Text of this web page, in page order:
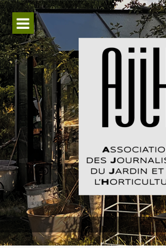
Aller
au
contenu
Association des Journalistes du
Jardin et de l'Horticulture